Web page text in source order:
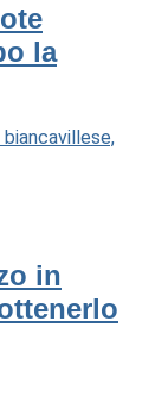
la
in